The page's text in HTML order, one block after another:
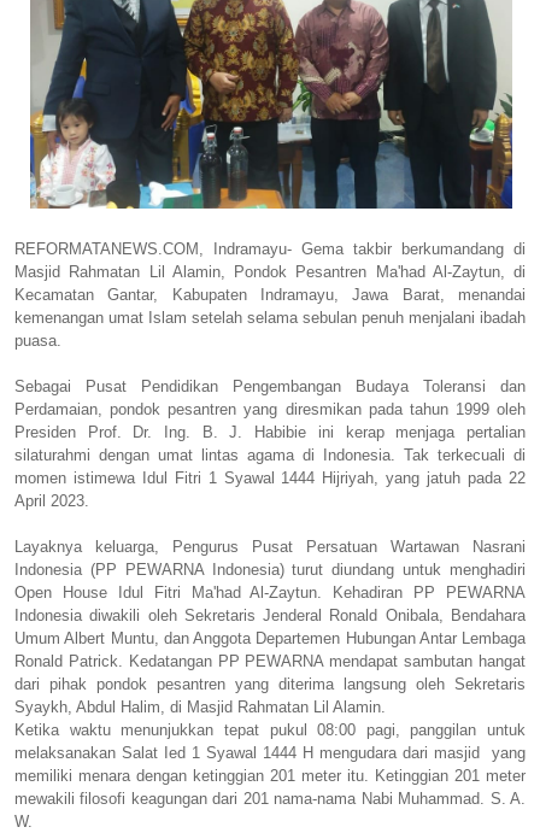
REFORMATANEWS.COM, Indramayu- Gema takbir berkumandang di
Masjid Rahmatan Lil Alamin, Pondok Pesantren Ma'had Al-Zaytun, di
Kecamatan Gantar, Kabupaten Indramayu, Jawa Barat, menandai
kemenangan umat Islam setelah selama sebulan penuh menjalani ibadah
puasa.
Sebagai Pusat Pendidikan Pengembangan Budaya Toleransi dan
Perdamaian, pondok pesantren yang diresmikan pada tahun 1999 oleh
Presiden Prof. Dr. Ing. B. J. Habibie ini kerap menjaga pertalian
silaturahmi dengan umat lintas agama di Indonesia. Tak terkecuali di
momen istimewa Idul Fitri 1 Syawal 1444 Hijriyah, yang jatuh pada 22
April 2023.
Layaknya keluarga, Pengurus Pusat Persatuan Wartawan Nasrani
Indonesia (PP PEWARNA Indonesia) turut diundang untuk menghadiri
Open House Idul Fitri Ma'had Al-Zaytun. Kehadiran PP PEWARNA
Indonesia diwakili oleh Sekretaris Jenderal Ronald Onibala, Bendahara
Umum Albert Muntu, dan Anggota Departemen Hubungan Antar Lembaga
Ronald Patrick. Kedatangan PP PEWARNA mendapat sambutan hangat
dari pihak pondok pesantren yang diterima langsung oleh Sekretaris
Syaykh, Abdul Halim, di Masjid Rahmatan Lil Alamin.
Ketika waktu menunjukkan tepat pukul 08:00 pagi, panggilan untuk
melaksanakan Salat Ied 1 Syawal 1444 H mengudara dari masjid yang
memiliki menara dengan ketinggian 201 meter itu. Ketinggian 201 meter
mewakili filosofi keagungan dari 201 nama-nama Nabi Muhammad. S. A.
W.